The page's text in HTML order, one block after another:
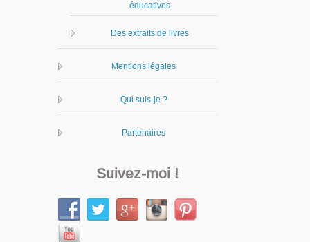
éducatives
Des extraits de livres
Mentions légales
Qui suis-je ?
Partenaires
Suivez-moi !